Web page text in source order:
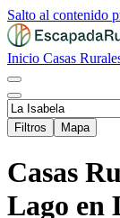
Salto al contenido
Inicio Casas
Filtros
Mapa
Casas
Lago en